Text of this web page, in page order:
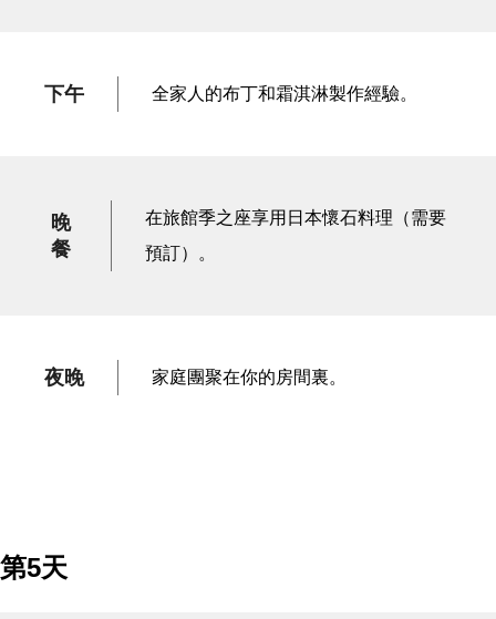
下午 全家人的布丁和霜淇淋製作經驗。
晚
餐
在旅館季之座享用日本懷石料理（需要
預訂）。
夜晚 家庭團聚在你的房間裏。
第5天